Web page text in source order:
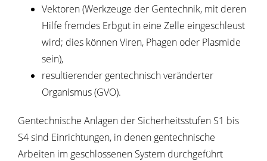
Vektoren (Werkzeuge der Gentechnik, mit deren
Hilfe fremdes Erbgut in eine Zelle eingeschleust
wird; dies können Viren, Phagen oder Plasmide
sein),
resultierender gentechnisch veränderter
Organismus (GVO).
Gentechnische Anlagen der Sicherheitsstufen S1 bis
S4 sind Einrichtungen, in denen gentechnische
Arbeiten im geschlossenen System durchgeführt